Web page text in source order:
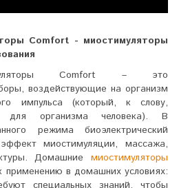
Comfort - миостимуляторы
Comfort – это
воздействующие на организм
импульса (который, к слову,
для организма человека). В
режима биоэлектрический
миостимуляции, массажа,
Домашние миостимуляторы
в домашних условиях:
специальных знаний, чтобы